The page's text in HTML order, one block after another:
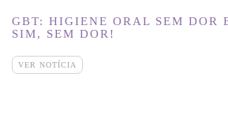
GBT: HIGIENE ORAL SEM DOR
SIM, SEM DOR!
VER NOTÍCIA